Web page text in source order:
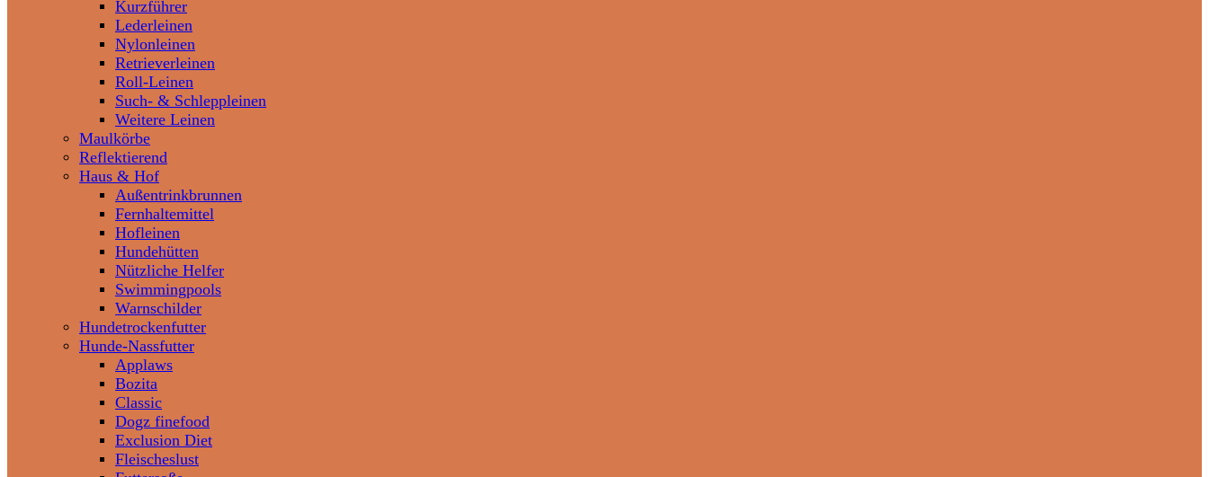
Kurzführer
Lederleinen
Nylonleinen
Retrieverleinen
Roll-Leinen
Such- & Schleppleinen
Weitere Leinen
Maulkörbe
Reflektierend
Haus & Hof
Außentrinkbrunnen
Fernhaltemittel
Hofleinen
Hundehütten
Nützliche Helfer
Swimmingpools
Warnschilder
Hundetrockenfutter
Hunde-Nassfutter
Applaws
Bozita
Classic
Dogz finefood
Exclusion Diet
Fleischeslust